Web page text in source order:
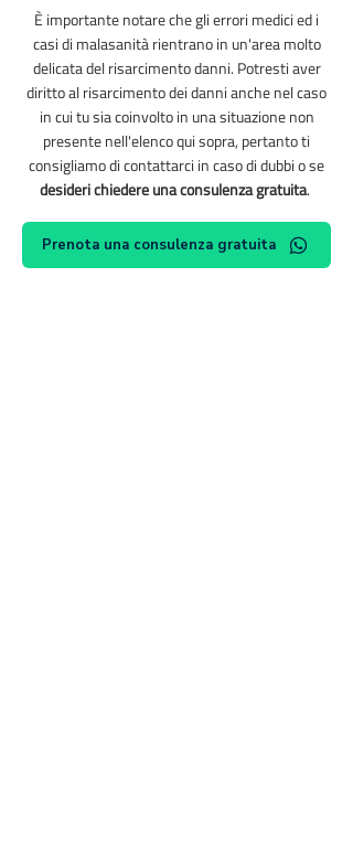
È importante notare che gli errori medici ed i
casi di malasanità rientrano in un'area molto
delicata del risarcimento danni. Potresti aver
diritto al risarcimento dei danni anche nel caso
in cui tu sia coinvolto in una situazione non
presente nell'elenco qui sopra, pertanto ti
consigliamo di contattarci in caso di dubbi o se
desideri chiedere una consulenza gratuita.
Prenota una consulenza gratuita